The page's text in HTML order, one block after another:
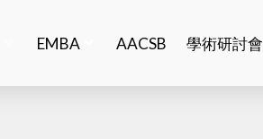
EMBA AACSB 學術研討會